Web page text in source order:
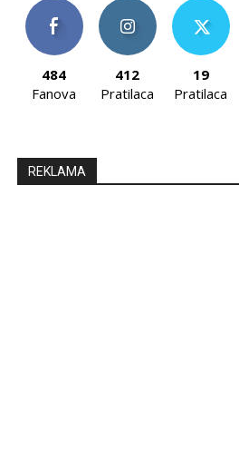
484
Fanova
412
Pratilaca
19
Pratilaca
REKLAMA